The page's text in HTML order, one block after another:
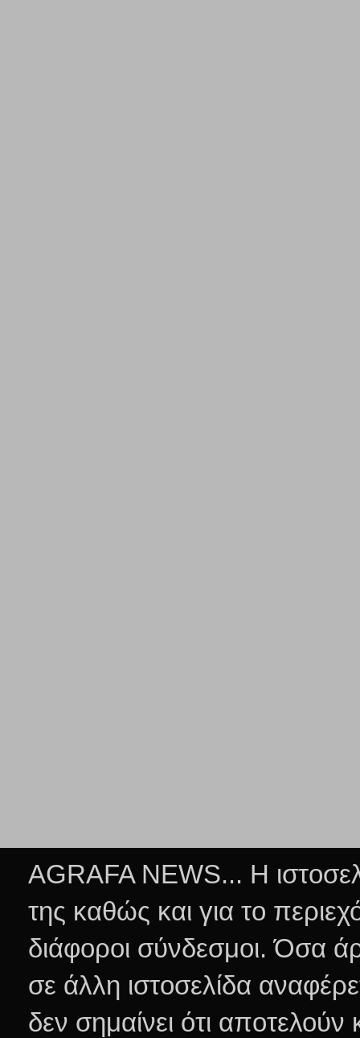
AGRAFA NEWS... Η
της καθώς και για το
διάφοροι σύνδεσμοι.Όσα
σε άλλη ιστοσελίδα
δεν σημαίνει ότι